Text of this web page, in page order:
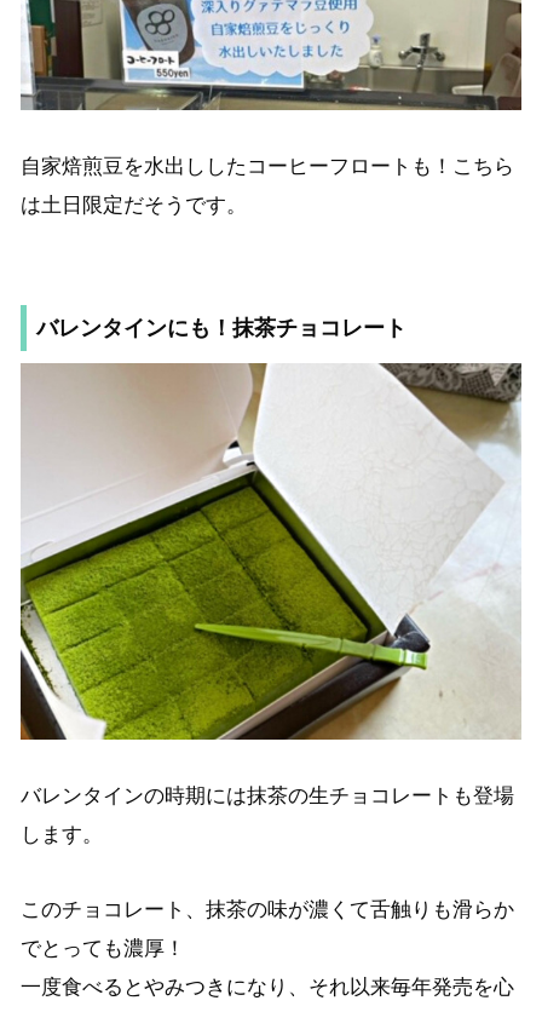
自家焙煎豆を水出ししたコーヒーフロートも！こちら
は土日限定だそうです。
バレンタインにも！抹茶チョコレート
バレンタインの時期には抹茶の生チョコレートも登場
します。
このチョコレート、抹茶の味が濃くて舌触りも滑らか
でとっても濃厚！
一度食べるとやみつきになり、それ以来毎年発売を心